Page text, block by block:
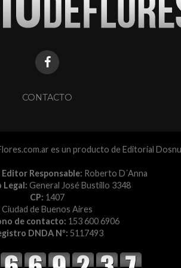
CONTACTO
es un producto de Editorial
Responsable: Roberto D´Anna
Legal: General José Bustillo 3348
CP: 1407
Ciudad de Buenos Aires
de contacto: 153 600 6906
DNDA Nº: 5117493